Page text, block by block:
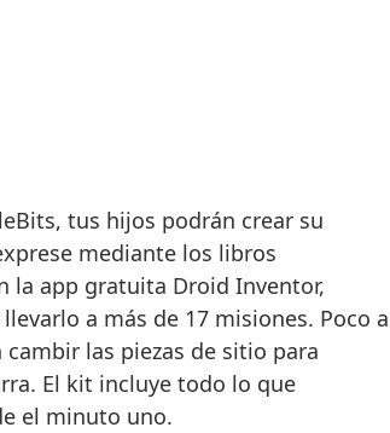
mediante los libros
la app gratuita Droid Inventor,
a más de 17 misiones. Poco a
las piezas de sitio para
El kit incluye todo lo que
el minuto uno.